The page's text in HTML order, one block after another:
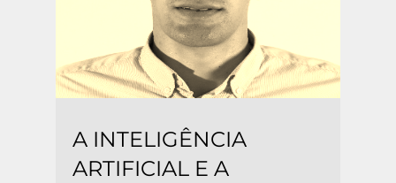
A INTELIGÊNCIA
ARTIFICIAL E A